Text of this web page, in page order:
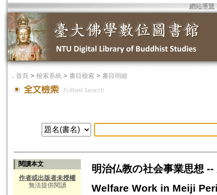
網站導覽
． 首頁 > 檢索系統 > 書目檢索 > 書目明細
閱讀本文
作者或出版者未授權
無法提供閱讀
明治仏教の社会事業思想
Welfare Work in Meiji